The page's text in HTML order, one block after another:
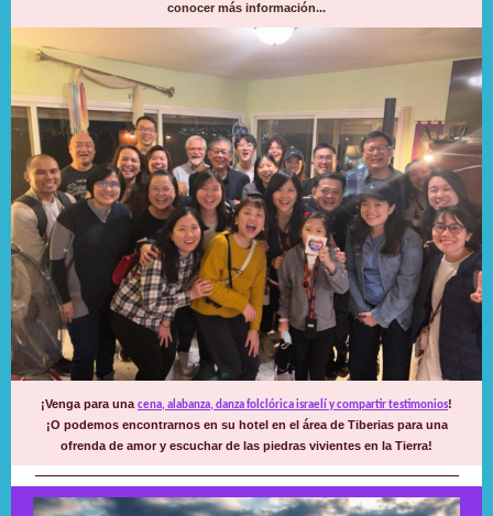
conocer más información...
¡Venga para una cena, alabanza, danza folclórica israelí y compartir testimonios!
¡O podemos encontrarnos en su hotel en el área de Tiberias para una
ofrenda de amor y escuchar de las piedras vivientes en la Tierra!